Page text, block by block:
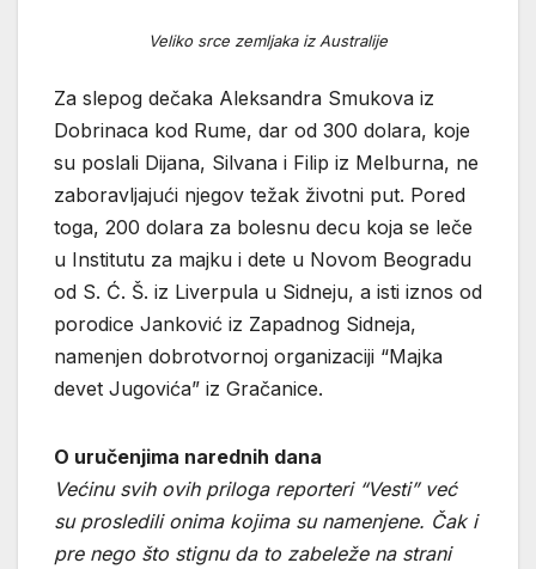
Veliko srce zemljaka iz Australije
Za slepog dečaka Aleksandra Smukova iz
Dobrinaca kod Rume, dar od 300 dolara, koje
su poslali Dijana, Silvana i Filip iz Melburna, ne
zaboravljajući njegov težak životni put. Pored
toga, 200 dolara za bolesnu decu koja se leče
u Institutu za majku i dete u Novom Beogradu
od S. Ć. Š. iz Liverpula u Sidneju, a isti iznos od
porodice Janković iz Zapadnog Sidneja,
namenjen dobrotvornoj organizaciji “Majka
devet Jugovića” iz Gračanice.
O uručenjima narednih dana
Većinu svih ovih priloga reporteri “Vesti” već
su prosledili onima kojima su namenjene. Čak i
pre nego što stignu da to zabeleže na strani